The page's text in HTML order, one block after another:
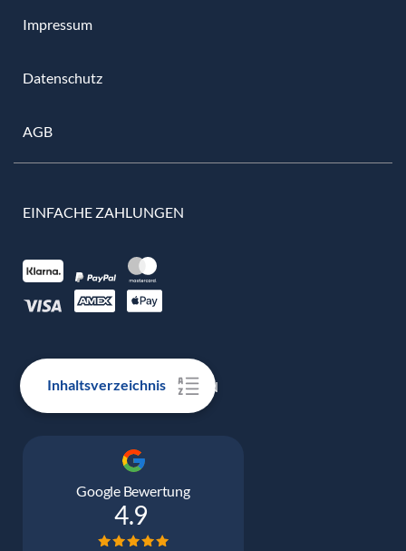
Inhaltsverzeichnis
Impressum
Datenschutz
AGB
EINFACHE ZAHLUNGEN
100% ECHTE BEWERTUNGEN
Google Bewertung
4.9